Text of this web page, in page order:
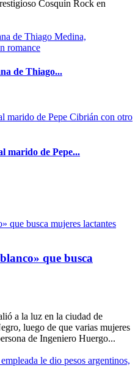
Cosquín Rock en
de Thiago...
marido de Pepe...
que busca
a la luz en la ciudad de
luego de que varias mujeres
de Ingeniero Huergo...